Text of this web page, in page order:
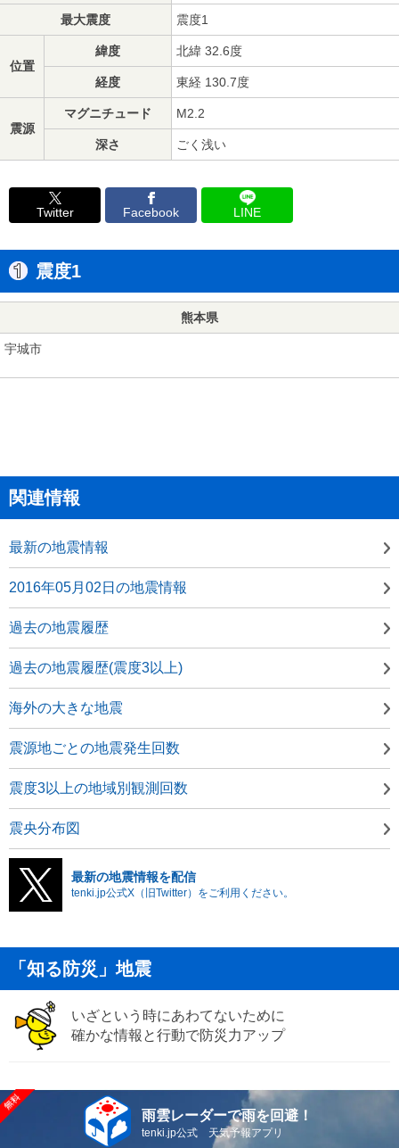
最大震度 震度1
位置
緯度 北緯 32.6度
経度 東経 130.7度
震源
マグニチュード M2.2
深さ ごく浅い
Twitter Facebook LINE
震度1
熊本県
宇城市
関連情報
最新の地震情報
2016年05月02日の地震情報
過去の地震履歴
過去の地震履歴(震度3以上)
海外の大きな地震
震源地ごとの地震発生回数
震度3以上の地域別観測回数
震央分布図
最新の地震情報を配信
tenki.jp公式X（旧Twitter）をご利用ください。
「知る防災」地震
いざという時にあわてないために
確かな情報と行動で防災力アップ
雨雲レーダーで雨を回避！
tenki.jp公式 天気予報アプリ